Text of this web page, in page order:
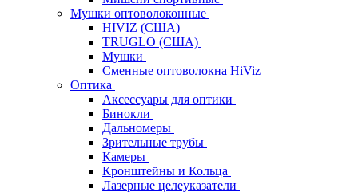
Мушки оптоволоконные
HIVIZ (США)
TRUGLO (США)
Мушки
Сменные оптоволокна HiViz
Оптика
Аксессуары для оптики
Бинокли
Дальномеры
Зрительные трубы
Камеры
Кронштейны и Кольца
Лазерные целеуказатели